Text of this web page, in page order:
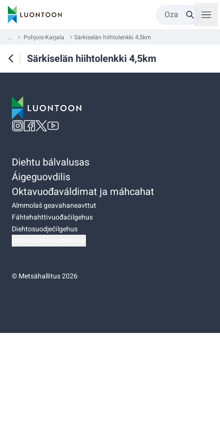
Oza
... Pohjois-Karjala Särkiselän hiihtolenkki 4,5km
Särkiselän hiihtolenkki 4,5km
Diehtu bálvalusas
Áigeguovdilis
Oktavuođaváldimat ja máhcahat
Almmolaš geavahaneavttut
Fáhtehahttivuođačilgehus
Diehtosuodječilgehus
©Metsähallitus 2026